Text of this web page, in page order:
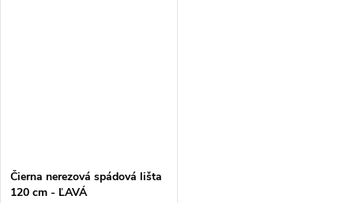
Čierna nerezová spádová lišta
120 cm - ĽAVÁ